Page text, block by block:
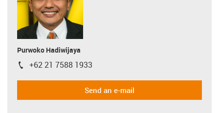
Purwoko Hadiwijaya
igus-icon-phone
+62 21 7588 1933
Send an e-mail